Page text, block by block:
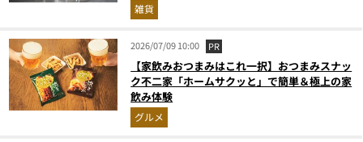
雑貨
2026/07/09 10:00 PR
【家飲みおつまみはこれ一択】おつまみスナッ
ク不二家「ホームサクッと」で簡単＆極上の家
飲み体験
グルメ